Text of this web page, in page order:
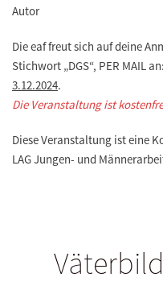
Autor
Die eaf freut sich auf deine
Stichwort „DGS“, PER MAIL an:
3.12.2024.
Die Veranstaltung ist
Diese Veranstaltung ist eine
LAG Jungen- und